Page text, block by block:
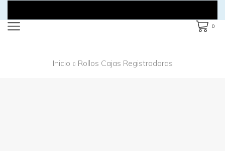
0
Inicio Rollos Cajas Registradoras